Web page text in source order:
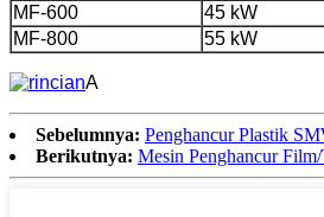
MF-600
45 kW
MF-800
55 kW
A
Sebelumnya: Penghancur Plastik
Berikutnya: Mesin Penghancur